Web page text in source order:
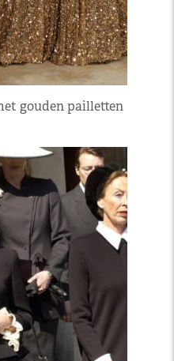
gouden pailletten